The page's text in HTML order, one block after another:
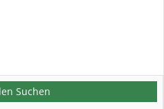
Suchen